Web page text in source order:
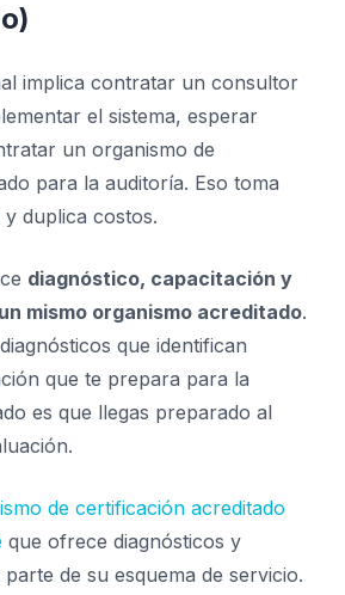
implica contratar un consultor
el sistema, esperar
un organismo de
para la auditoría. Eso toma
duplica costos.
diagnóstico, capacitación y
mismo organismo acreditado.
que identifican
que te prepara para la
es que llegas preparado al
de certificación acreditado
que ofrece diagnósticos y
de su esquema de servicio.